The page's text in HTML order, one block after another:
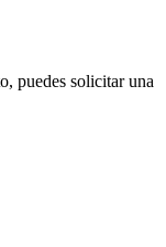
puedes solicitar una